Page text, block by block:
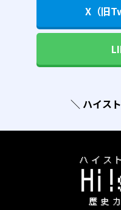
X（旧
＼ ハイス